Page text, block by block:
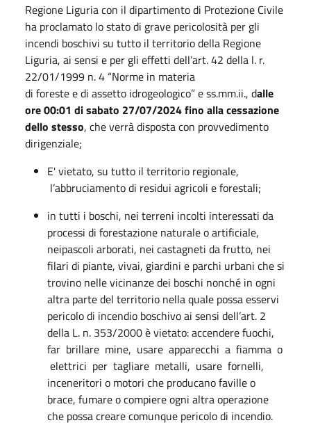
Regione Liguria con il dipartimento di Protezione Civile
ha proclamato lo stato di grave pericolosità per gli
incendi boschivi su tutto il territorio della Regione
Liguria, ai sensi e per gli effetti dell’art. 42 della l. r.
22/01/1999 n. 4 “Norme in materia
di foreste e di assetto idrogeologico” e ss.mm.ii., dalle
ore 00:01 di sabato 27/07/2024 fino alla cessazione
dello stesso, che verrà disposta con provvedimento
dirigenziale;
E' vietato, su tutto il territorio regionale,
l’abbruciamento di residui agricoli e forestali;
in tutti i boschi, nei terreni incolti interessati da
processi di forestazione naturale o artificiale,
neipascoli arborati, nei castagneti da frutto, nei
filari di piante, vivai, giardini e parchi urbani che si
trovino nelle vicinanze dei boschi nonché in ogni
altra parte del territorio nella quale possa esservi
pericolo di incendio boschivo ai sensi dell’art. 2
della L. n. 353/2000 è vietato: accendere fuochi,
far brillare mine, usare apparecchi a fiamma o
elettrici per tagliare metalli, usare fornelli,
inceneritori o motori che producano faville o
brace, fumare o compiere ogni altra operazione
che possa creare comunque pericolo di incendio.